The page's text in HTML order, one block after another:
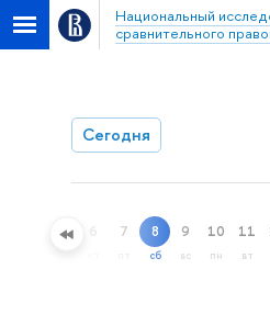
Национальный
сравнительного
Сегодня
поиск 6 7 8
сб
9
вс
10
пн
11
вт